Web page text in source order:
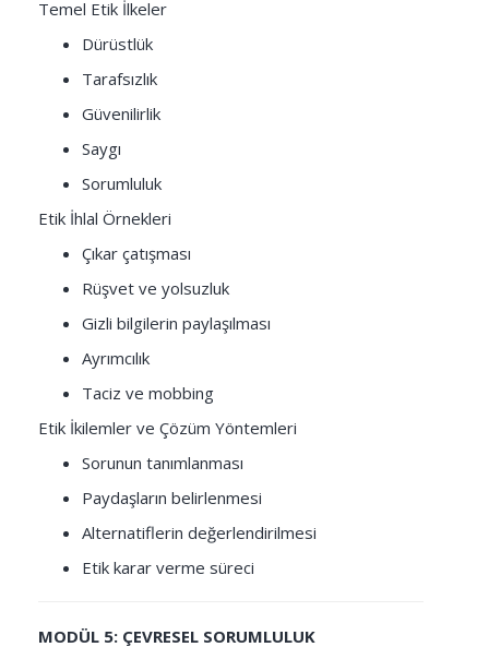
Temel Etik İlkeler
Dürüstlük
Tarafsızlık
Güvenilirlik
Saygı
Sorumluluk
Etik İhlal Örnekleri
Çıkar çatışması
Rüşvet ve yolsuzluk
Gizli bilgilerin paylaşılması
Ayrımcılık
Taciz ve mobbing
Etik İkilemler ve Çözüm Yöntemleri
Sorunun tanımlanması
Paydaşların belirlenmesi
Alternatiflerin değerlendirilmesi
Etik karar verme süreci
MODÜL 5: ÇEVRESEL SORUMLULUK